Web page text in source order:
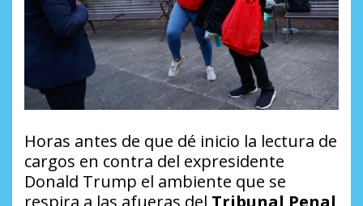
Horas antes de que dé inicio la lectura de
cargos en contra del expresidente
Donald Trump el ambiente que se
respira a las afueras del Tribunal Penal